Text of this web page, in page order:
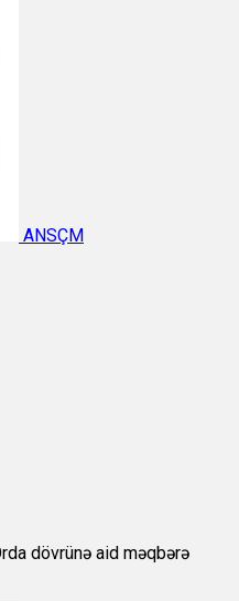
ANSÇM
dövrünə aid məqbərə